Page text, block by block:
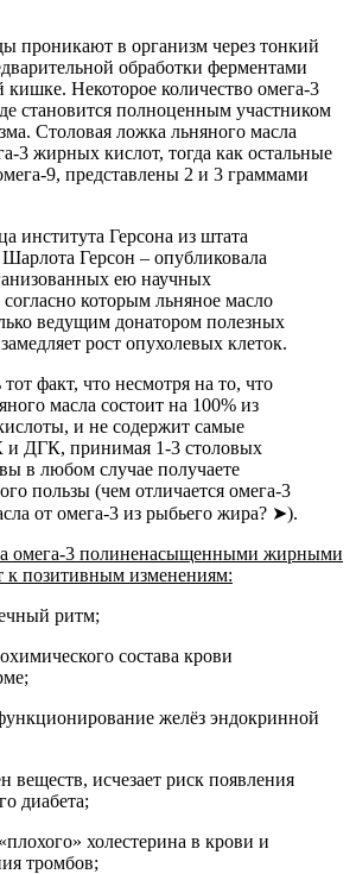
проникают в организм через тонкий
обработки ферментами
Некоторое количество омега-3
становится полноценным участником
Столовая ложка льняного масла
3 жирных кислот, тогда как остальные
9, представлены 2 и 3 граммами
института Герсона из штата
Герсон – опубликовала
ею научных
которым льняное масло
ведущим донатором полезных
рост опухолевых клеток.
факт, что несмотря на то, что
масла состоит на 100% из
и не содержит самые
ДГК, принимая 1-3 столовых
в любом случае получаете
пользы (чем отличается омега-3
от омега-3 из рыбьего жира? ➤).
омега-3 полиненасыщенными жирными
к позитивным изменениям:
ритм;
состава крови
желёз эндокринной
веществ, исчезает риск появления
диабета;
холестерина в крови и
тромбов;